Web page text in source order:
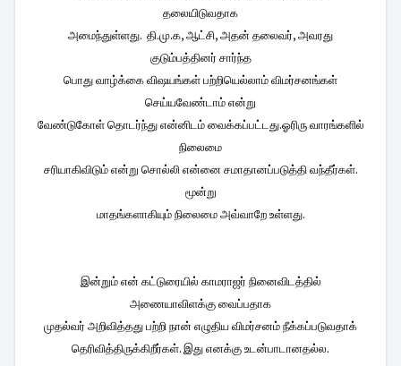
தலையிடுவதாக
அமைந்துள்ளது. தி.மு.க, ஆட்சி, அதன் தலைவர், அவரது
குடும்பத்தினர் சார்ந்த
பொது வாழ்க்கை விஷயங்கள் பற்றியெல்லாம் விமர்சனங்கள்
செய்யவேண்டாம் என்று
வேண்டுகோள் தொடர்ந்து என்னிடம் வைக்கப்பட்டது.ஓரிரு வாரங்களில்
நிலைமை
சரியாகிவிடும் என்று சொல்லி என்னை சமாதானப்படுத்தி வந்தீர்கள்.
மூன்று
மாதங்களாகியும் நிலைமை அவ்வாறே உள்ளது.
இன்றும் என் கட்டுரையில் காமராஜர் நினைவிடத்தில்
அணையாவிளக்கு வைப்பதாக
முதல்வர் அறிவித்தது பற்றி நான் எழுதிய விமர்சனம் நீக்கப்படுவதாக்
தெரிவித்திருக்கிறீர்கள். இது எனக்கு உடன்பாடானதல்ல.